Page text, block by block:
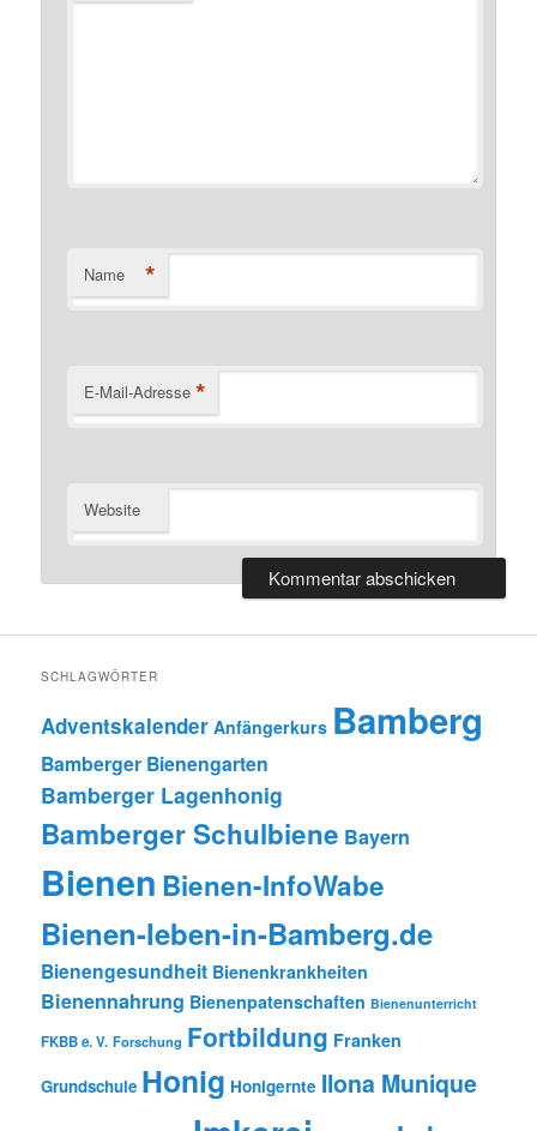
Name *
E-Mail-Adresse *
Website
SCHLAGWÖRTER
Adventskalender Anfängerkurs Bamberg
Bamberger Bienengarten
Bamberger Lagenhonig
Bamberger Schulbiene Bayern
Bienen Bienen-InfoWabe
Bienen-leben-in-Bamberg.de
Bienengesundheit Bienenkrankheiten
Bienennahrung Bienenpatenschaften Bienenunterricht
FKBB e. V. Forschung Fortbildung Franken
Grundschule Honig Honigernte Ilona Munique